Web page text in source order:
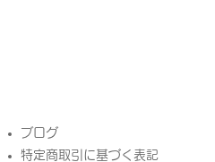
​ブログ
特定商取引に基づく表記